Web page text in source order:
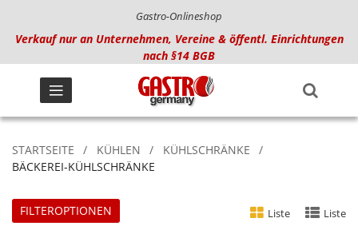
Gastro-Onlineshop
Verkauf nur an Unternehmen, Vereine & öffentl. Einrichtungen
nach §14 BGB
STARTSEITE KÜHLEN
KÜHLSCHRÄNKE
BÄCKEREI-KÜHLSCHRÄNKE
Liste Liste
FILTEROPTIONEN